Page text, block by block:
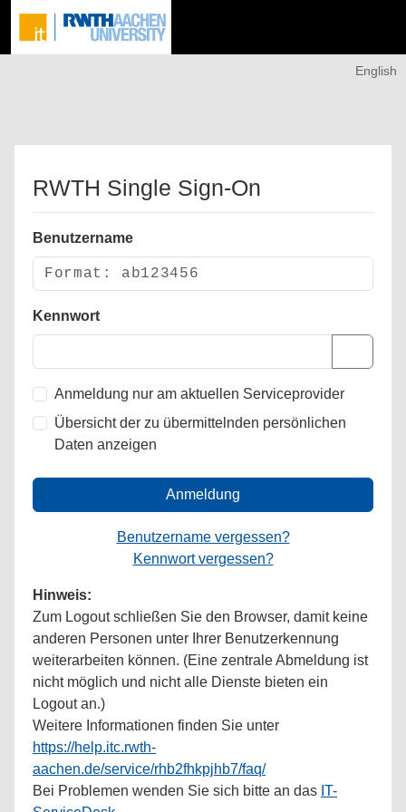
English
RWTH Single Sign-On
Benutzername
Kennwort
Anmeldung nur am aktuellen Serviceprovider
Übersicht der zu übermittelnden persönlichen
Daten anzeigen
Anmeldung
Benutzername vergessen?
Kennwort vergessen?
Hinweis:
Zum Logout schließen Sie den Browser, damit keine
anderen Personen unter Ihrer Benutzerkennung
weiterarbeiten können. (Eine zentrale Abmeldung ist
nicht möglich und nicht alle Dienste bieten ein
Logout an.)
Weitere Informationen finden Sie unter
https://help.itc.rwth-
aachen.de/service/rhb2fhkpjhb7/faq/
Bei Problemen wenden Sie sich bitte an das IT-